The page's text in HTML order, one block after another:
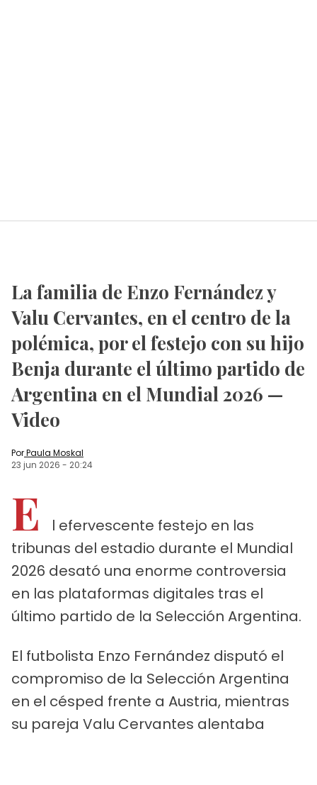
La familia de Enzo Fernández y
Valu Cervantes, en el centro de la
polémica, por el festejo con su hijo
Benja durante el último partido de
Argentina en el Mundial 2026 —
Video
PorPaula Moskal
23 jun 2026 - 20:24
E
l efervescente festejo en las
tribunas del estadio durante el Mundial
2026 desató una enorme controversia
en las plataformas digitales tras el
último partido de la Selección Argentina.
El futbolista Enzo Fernández disputó el
compromiso de la Selección Argentina
en el césped frente a Austria, mientras
su pareja Valu Cervantes alentaba